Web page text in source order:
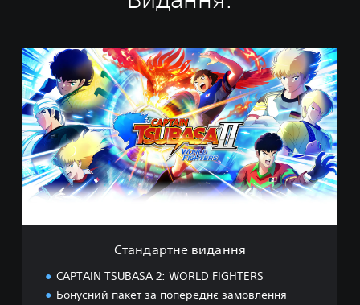
С
т
а
н
д
а
р
т
н
и
Стандартне видання
CAPTAIN TSUBASA 2: WORLD FIGHTERS
Бонусний пакет за попереднє замовлення